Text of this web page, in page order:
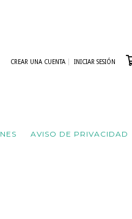
CREAR UNA CUENTA INICIAR SESIÓN
AVISO DE PRIVACIDAD